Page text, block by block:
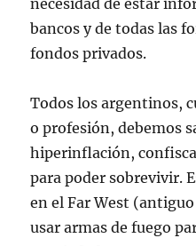
necesidad de estar
bancos y de todas las
fondos privados.
Todos los argentinos,
o profesión, debemos
hiperinflación,
para poder sobrevivir.
en el Far West
usar armas de fuego